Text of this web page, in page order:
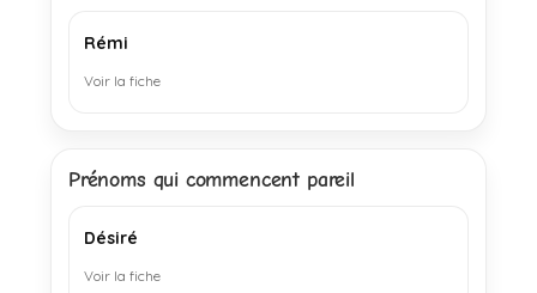
Rémi
Voir la fiche
Prénoms qui commencent pareil
Désiré
Voir la fiche